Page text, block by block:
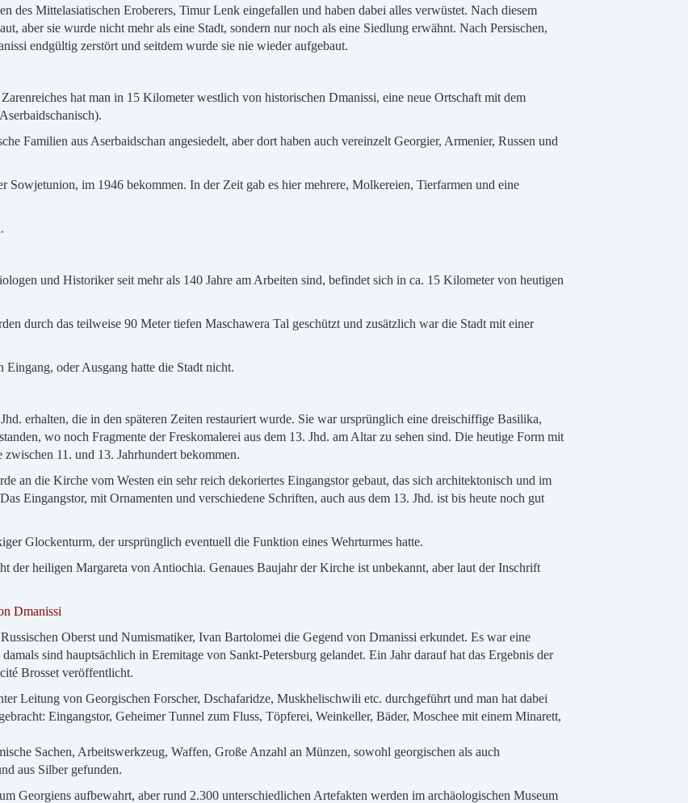
des Mittelasiatischen Eroberers, Timur Lenk eingefallen und haben dabei alles verwüstet. Nach diesem
aber sie wurde nicht mehr als eine Stadt, sondern nur noch als eine Siedlung erwähnt. Nach Persischen,
endgültig zerstört und seitdem wurde sie nie wieder aufgebaut.
hat man in 15 Kilometer westlich von historischen Dmanissi, eine neue Ortschaft mit dem
Familien aus Aserbaidschan angesiedelt, aber dort haben auch vereinzelt Georgier, Armenier, Russen und
Sowjetunion, im 1946 bekommen. In der Zeit gab es hier mehrere, Molkereien, Tierfarmen und eine
und Historiker seit mehr als 140 Jahre am Arbeiten sind, befindet sich in ca. 15 Kilometer von heutigen
durch das teilweise 90 Meter tiefen Maschawera Tal geschützt und zusätzlich war die Stadt mit einer
oder Ausgang hatte die Stadt nicht.
erhalten, die in den späteren Zeiten restauriert wurde. Sie war ursprünglich eine dreischiffige Basilika,
wo noch Fragmente der Freskomalerei aus dem 13. Jhd. am Altar zu sehen sind. Die heutige Form mit
11. und 13. Jahrhundert bekommen.
an die Kirche vom Westen ein sehr reich dekoriertes Eingangstor gebaut, das sich architektonisch und im
Eingangstor, mit Ornamenten und verschiedene Schriften, auch aus dem 13. Jhd. ist bis heute noch gut
Glockenturm, der ursprünglich eventuell die Funktion eines Wehrturmes hatte.
der heiligen Margareta von Antiochia. Genaues Baujahr der Kirche ist unbekannt, aber laut der Inschrift
Dmanissi
Oberst und Numismatiker, Ivan Bartolomei die Gegend von Dmanissi erkundet. Es war eine
sind hauptsächlich in Eremitage von Sankt-Petersburg gelandet. Ein Jahr darauf hat das Ergebnis der
Brosset veröffentlicht.
Leitung von Georgischen Forscher, Dschafaridze, Muskhelischwili etc. durchgeführt und man hat dabei
Eingangstor, Geheimer Tunnel zum Fluss, Töpferei, Weinkeller, Bäder, Moschee mit einem Minarett,
Sachen, Arbeitswerkzeug, Waffen, Große Anzahl an Münzen, sowohl georgischen als auch
aus Silber gefunden.
Georgiens aufbewahrt, aber rund 2.300 unterschiedlichen Artefakten werden im archäologischen Museum